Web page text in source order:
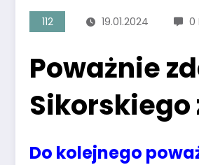
112 19.01.2024 0
Poważnie
Sikorskiego
Do kolejnego